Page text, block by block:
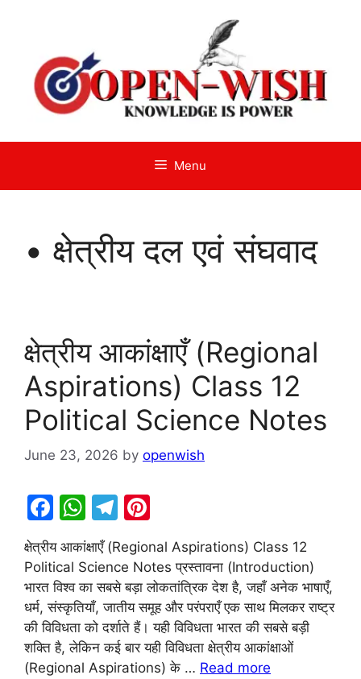
Menu
• क्षेत्रीय दल एवं संघवाद
क्षेत्रीय आकांक्षाएँ (Regional
Aspirations) Class 12
Political Science Notes
June 23, 2026 by openwish
F
c
e
b
o
o
W
h
at
s
A
p
p
T
el
e
gr
a
m
nt
er
e
st
क्षेत्रीय आकांक्षाएँ (Regional Aspirations) Class 12
Political Science Notes प्रस्तावना (Introduction)
भारत विश्व का सबसे बड़ा लोकतांत्रिक देश है, जहाँ अनेक भाषाएँ,
धर्म, संस्कृतियाँ, जातीय समूह और परंपराएँ एक साथ मिलकर राष्ट्र
की विविधता को दर्शाते हैं। यही विविधता भारत की सबसे बड़ी
शक्ति है, लेकिन कई बार यही विविधता क्षेत्रीय आकांक्षाओं
(Regional Aspirations) के … Read more